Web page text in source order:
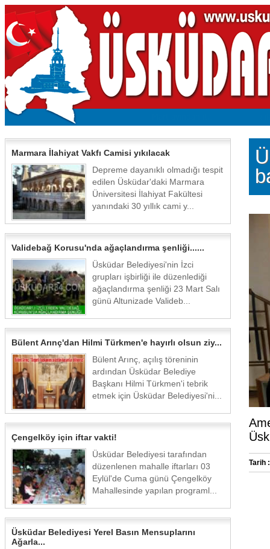
Marmara İlahiyat Vakfı Camisi yıkılacak
Depreme dayanıklı olmadığı tespit
edilen Üsküdar'daki Marmara
Üniversitesi İlahiyat Fakültesi
yanındaki 30 yıllık cami y...
Validebağ Korusu'nda ağaçlandırma şenliği......
Üsküdar Belediyesi'nin İzci
grupları işbirliği ile düzenlediği
ağaçlandırma şenliği 23 Mart Salı
günü Altunizade Valideb...
Bülent Arınç'dan Hilmi Türkmen'e hayırlı olsun ziy...
Bülent Arınç, açılış töreninin
ardından Üsküdar Belediye
Başkanı Hilmi Türkmen'i tebrik
etmek için Üsküdar Belediyesi'ni...
Çengelköy için iftar vakti!
Üsküdar Belediyesi tarafından
düzenlenen mahalle iftarları 03
Eylül'de Cuma günü Çengelköy
Mahallesinde yapılan programl...
Üsküdar Belediyesi Yerel Basın Mensuplarını
Ağarla...
Tarih :